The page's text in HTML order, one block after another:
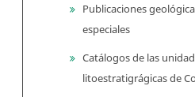
Publicaciones
especiales
Catálogos de las
litoestratigrágicas de